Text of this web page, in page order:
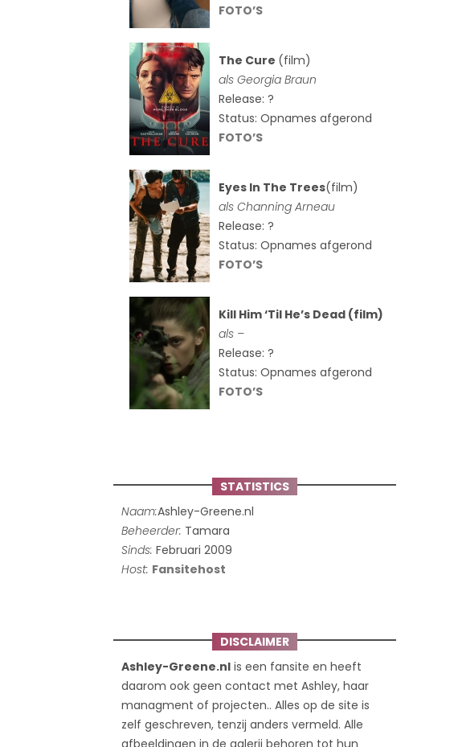
FOTO’S
The Cure (film)
alsGeorgia Braun
Release: ?
Status: Opnames afgerond
FOTO’S
Eyes In The Trees(film)
als Channing Arneau
Release: ?
Status: Opnames afgerond
FOTO’S
Kill Him ‘Til He’s Dead (film)
als –
Release: ?
Status: Opnames afgerond
FOTO’S
STATISTICS
Naam:Ashley-Greene.nl
Beheerder: Tamara
Sinds: Februari 2009
Host: Fansitehost
DISCLAIMER
Ashley-Greene.nl is een fansite en heeft
daarom ook geen contact met Ashley, haar
managment of projecten.. Alles op de site is
zelf geschreven, tenzij anders vermeld. Alle
afbeeldingen in de galerij behoren tot hun